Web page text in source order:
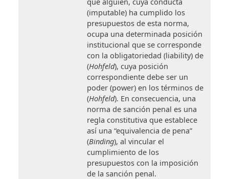
(imputable) ha cumplido los
presupuestos de esta norma,
ocupa una determinada posición
institucional que se corresponde
con la obligatoriedad (liability) de
(Hohfeld), cuya posición
correspondiente debe ser un
poder (power) en los términos de
(Hohfeld). En consecuencia, una
norma de sanción penal es una
regla constitutiva que establece
así una “equivalencia de pena”
(Binding), al vincular el
cumplimiento de los
presupuestos con la imposición
de la sanción penal.